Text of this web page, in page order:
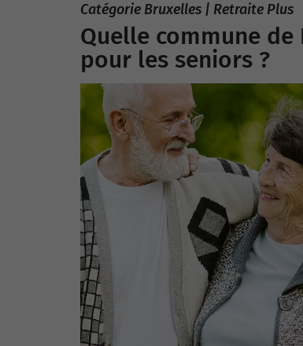
Catégorie Bruxelles | Retraite Plus
Quelle commune
pour les seniors ?